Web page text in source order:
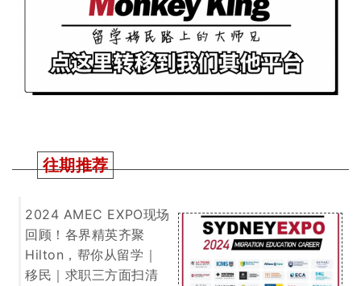
澳洲留学新生配额拟
定！明年开始只能招27
万！蛋糕定好谁能分得
大头呢？
哪！如何规划可更快拿
到PR！干货满满建议收
2025 QS 世界大学排名
出炉！又是澳区赢麻的